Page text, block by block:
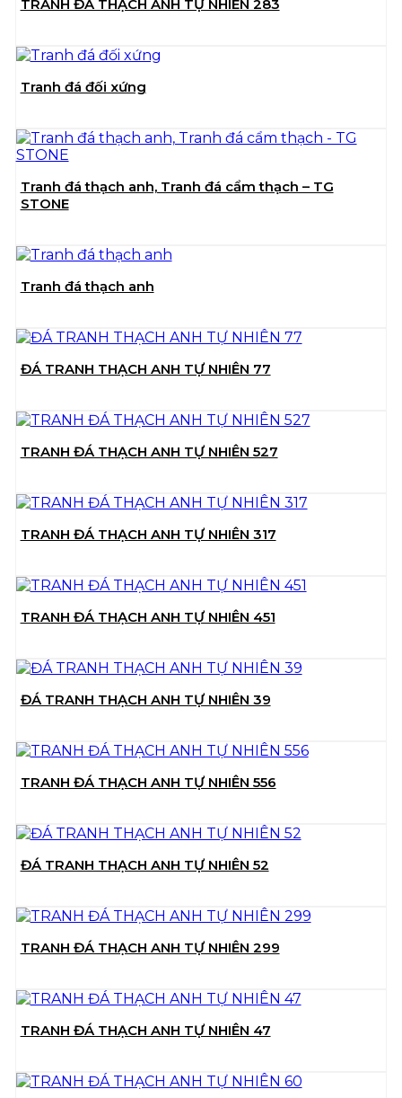
TRANH ĐÁ THẠCH ANH TỰ NHIÊN 283
Tranh đá đối xứng
Tranh đá thạch anh, Tranh đá cẩm thạch – TG
STONE
Tranh đá thạch anh
ĐÁ TRANH THẠCH ANH TỰ NHIÊN 77
TRANH ĐÁ THẠCH ANH TỰ NHIÊN 527
TRANH ĐÁ THẠCH ANH TỰ NHIÊN 317
TRANH ĐÁ THẠCH ANH TỰ NHIÊN 451
ĐÁ TRANH THẠCH ANH TỰ NHIÊN 39
TRANH ĐÁ THẠCH ANH TỰ NHIÊN 556
ĐÁ TRANH THẠCH ANH TỰ NHIÊN 52
TRANH ĐÁ THẠCH ANH TỰ NHIÊN 299
TRANH ĐÁ THẠCH ANH TỰ NHIÊN 47